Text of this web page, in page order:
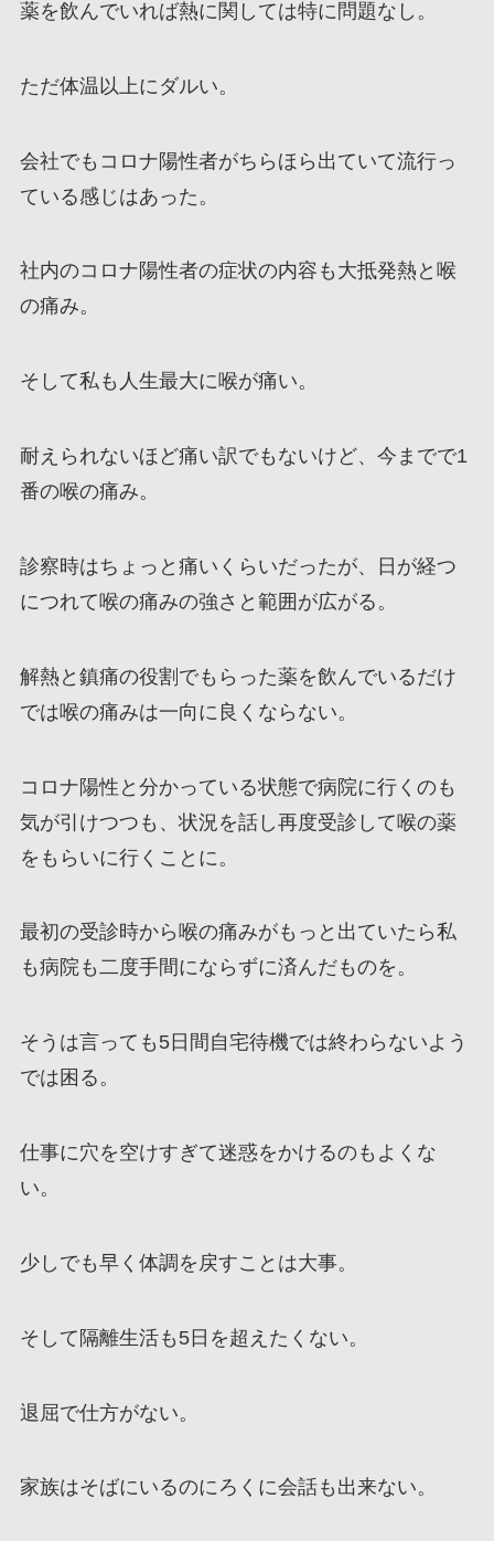
薬を飲んでいれば熱に関しては特に問題なし。
ただ体温以上にダルい。
会社でもコロナ陽性者がちらほら出ていて流行っ
ている感じはあった。
社内のコロナ陽性者の症状の内容も大抵発熱と喉
の痛み。
そして私も人生最大に喉が痛い。
耐えられないほど痛い訳でもないけど、今までで1
番の喉の痛み。
診察時はちょっと痛いくらいだったが、日が経つ
につれて喉の痛みの強さと範囲が広がる。
解熱と鎮痛の役割でもらった薬を飲んでいるだけ
では喉の痛みは一向に良くならない。
コロナ陽性と分かっている状態で病院に行くのも
気が引けつつも、状況を話し再度受診して喉の薬
をもらいに行くことに。
最初の受診時から喉の痛みがもっと出ていたら私
も病院も二度手間にならずに済んだものを。
そうは言っても5日間自宅待機では終わらないよう
では困る。
仕事に穴を空けすぎて迷惑をかけるのもよくな
い。
少しでも早く体調を戻すことは大事。
そして隔離生活も5日を超えたくない。
退屈で仕方がない。
家族はそばにいるのにろくに会話も出来ない。